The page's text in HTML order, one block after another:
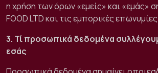
η χρήση των όρων «εμείς» και «εμάς»
FOOD LTD και τις εμπορικές
3. Τί προσωπικά δεδομένα
εσάς